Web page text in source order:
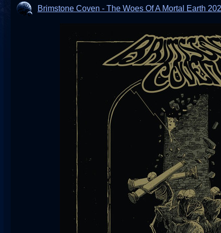
Brimstone Coven - The Woes Of A Mortal Earth